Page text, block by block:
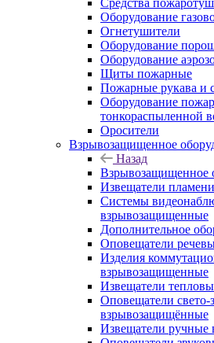
Средства
Оборудование
Огнетушители
Оборудование
Оборудование
Щиты пожарные
Пожарные рукава и
Оборудование
тонкораспыленной
Оросители
Взрывозащищенное
Назад
Взрывозащищенное
Извещатели
Системы
взрывозащищенные
Дополнительное
Оповещатели
Изделия
взрывозащищенные
Извещатели
Оповещатели свето-
взрывозащищённые
Извещатели